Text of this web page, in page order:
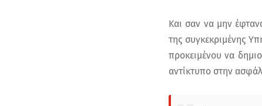
Και σαν να μην
της συγκεκριμένης
προκειμένου να
αντίκτυπο στην